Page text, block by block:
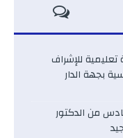
يتفقد 12 مؤسسة تعليمية للإشراف
بجهة الدار
من الدكتور